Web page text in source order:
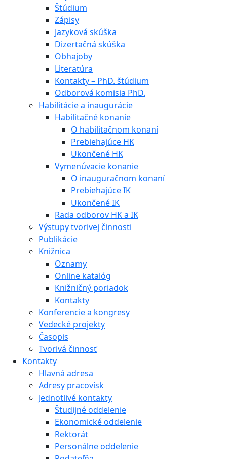
Štúdium
Zápisy
Jazyková skúška
Dizertačná skúška
Obhajoby
Literatúra
Kontakty – PhD. štúdium
Odborová komisia PhD.
Habilitácie a inaugurácie
Habilitačné konanie
O habilitačnom konaní
Prebiehajúce HK
Ukončené HK
Vymenúvacie konanie
O inauguračnom konaní
Prebiehajúce IK
Ukončené IK
Rada odborov HK a IK
Výstupy tvorivej činnosti
Publikácie
Knižnica
Oznamy
Online katalóg
Knižničný poriadok
Kontakty
Konferencie a kongresy
Vedecké projekty
Časopis
Tvorivá činnosť
Kontakty
Hlavná adresa
Adresy pracovísk
Jednotlivé kontakty
Študijné oddelenie
Ekonomické oddelenie
Rektorát
Personálne oddelenie